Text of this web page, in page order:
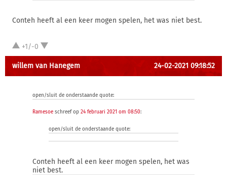
Conteh heeft al een keer mogen spelen, het was niet best.
+1/-0
willem van Hanegem 24-02-2021 09:18:52
open/sluit de onderstaande quote:
Ramesoe schreef op 24 februari 2021 om 08:50:
open/sluit de onderstaande quote:
Conteh heeft al een keer mogen spelen, het was
niet best.